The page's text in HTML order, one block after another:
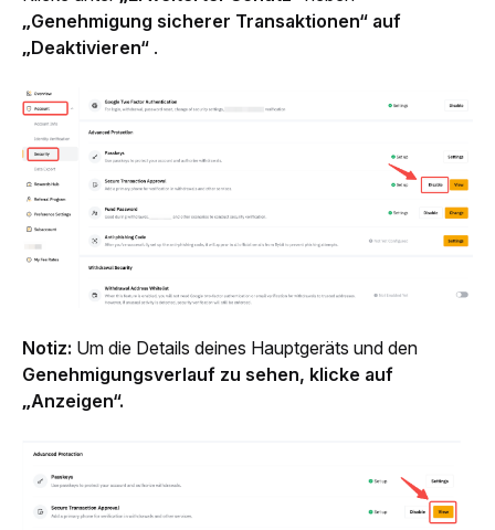
„Genehmigung sicherer Transaktionen“ auf
„Deaktivieren“ .
Notiz: Um die Details deines Hauptgeräts und den
Genehmigungsverlauf zu sehen, klicke auf
„Anzeigen“.